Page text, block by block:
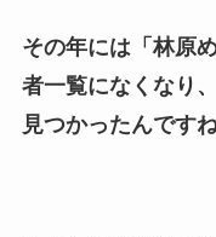
その年には「林原
者一覧になくなり
見つかったんですね